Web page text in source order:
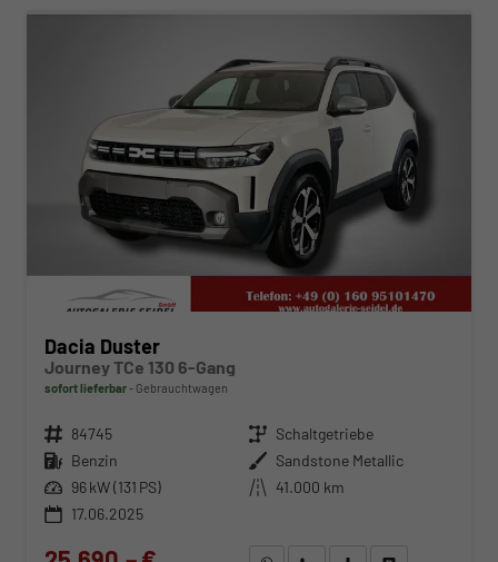
Dacia Duster
Journey TCe 130 6-Gang
sofort lieferbar Gebrauchtwagen
Fahrzeugnr. 84745 Getriebe Schaltgetriebe
Kraftstoff Benzin Außenfarbe Sandstone Metallic
Leistung 96 kW (131 PS) Kilometerstand 41.000 km
17.06.2025